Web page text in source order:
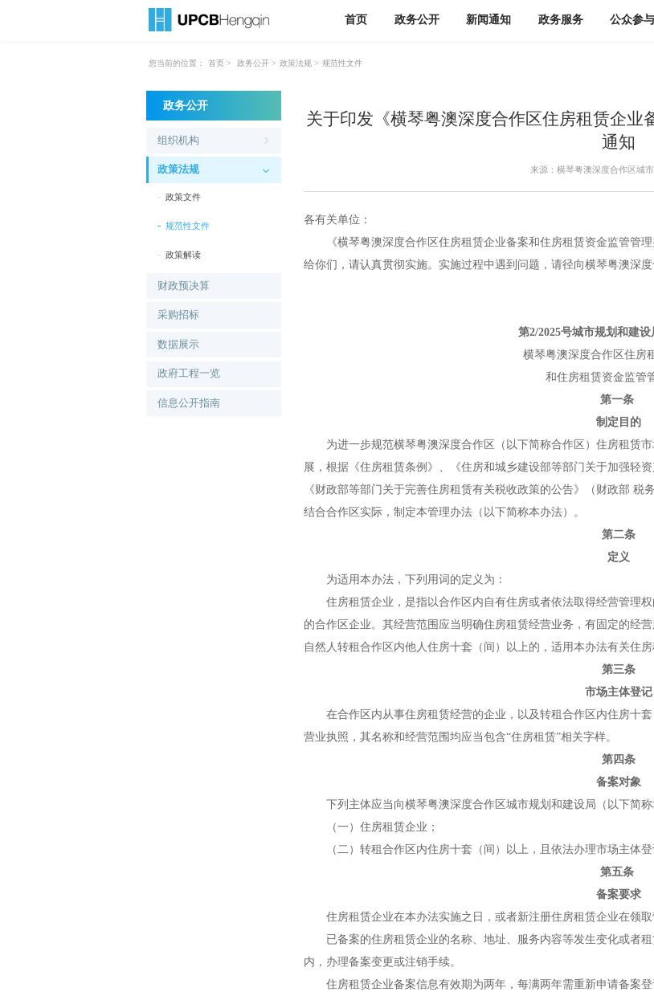
首页 政务公开 新闻通知 政务服务 公众参与
您当前的位置： 首页 > 政务公开 > 政策法规 > 规范性文件
政务公开
组织机构
政策法规
政策文件
规范性文件
政策解读
财政预决算
采购招标
数据展示
政府工程一览
信息公开指南
关于印发《横琴粤澳深度合作区住房租赁企业
通知
来源：横琴粤澳深度合作区城
各有关单位：
《横琴粤澳深度合作区住房租赁企业备案和住房租赁资金监管管理
给你们，请认真贯彻实施。实施过程中遇到问题，请径向横琴粤澳深度
第2/2025号城市规划和建
横琴粤澳深度合作区住房
和住房租赁资金监管
第一条
制定目的
为进一步规范横琴粤澳深度合作区（以下简称合作区）住房租赁市
展，根据《住房租赁条例》、《住房和城乡建设部等部门关于加强轻
《财政部等部门关于完善住房租赁有关税收政策的公告》（财政部 税
结合合作区实际，制定本管理办法（以下简称本办法）。
第二条
定义
为适用本办法，下列用词的定义为：
住房租赁企业，是指以合作区内自有住房或者依法取得经营管理权
的合作区企业。其经营范围应当明确住房租赁经营业务，有固定的经营
自然人转租合作区内他人住房十套（间）以上的，适用本办法有关住房
第三条
市场主体登记
在合作区内从事住房租赁经营的企业，以及转租合作区内住房十套
营业执照，其名称和经营范围均应当包含“住房租赁”相关字样。
第四条
备案对象
下列主体应当向横琴粤澳深度合作区城市规划和建设局（以下简称
（一）住房租赁企业；
（二）转租合作区内住房十套（间）以上，且依法办理市场主体登
第五条
备案要求
住房租赁企业在本办法实施之日，或者新注册住房租赁企业在领取
已备案的住房租赁企业的名称、地址、服务内容等发生变化或者租
内，办理备案变更或注销手续。
住房租赁企业备案信息有效期为两年，每满两年需重新申请备案登